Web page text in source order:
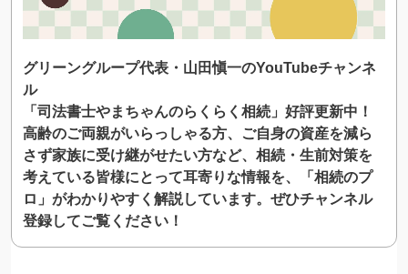
グリーングループ代表・山田愼一のYouTubeチャンネ
ル
「司法書士やまちゃんのらくらく相続」好評更新中！
高齢のご両親がいらっしゃる方、ご自身の資産を減ら
さず家族に受け継がせたい方など、相続・生前対策を
考えている皆様にとって耳寄りな情報を、「相続のプ
ロ」がわかりやすく解説しています。ぜひチャンネル
登録してご覧ください！